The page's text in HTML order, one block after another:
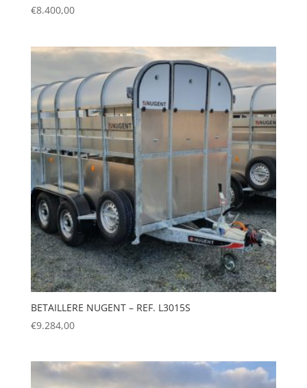
€8.400,00
BETAILLERE NUGENT – REF. L3015S
€9.284,00